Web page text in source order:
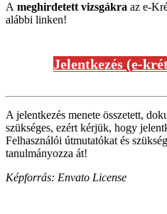
A meghirdetett vizsgákra az e-
alábbi linken!
Jelentkezés (e-
A jelentkezés menete összetett,
szükséges, ezért kérjük, hogy
Felhasználói útmutatókat és
tanulmányozza át!
Képforrás: Envato License